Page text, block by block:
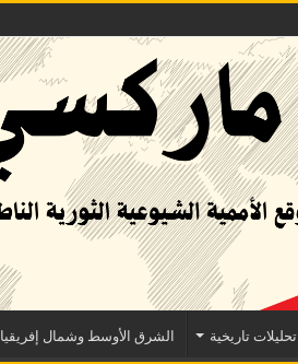
تحليلات تاريخية الشرق الأوسط وشمال إفريقيا